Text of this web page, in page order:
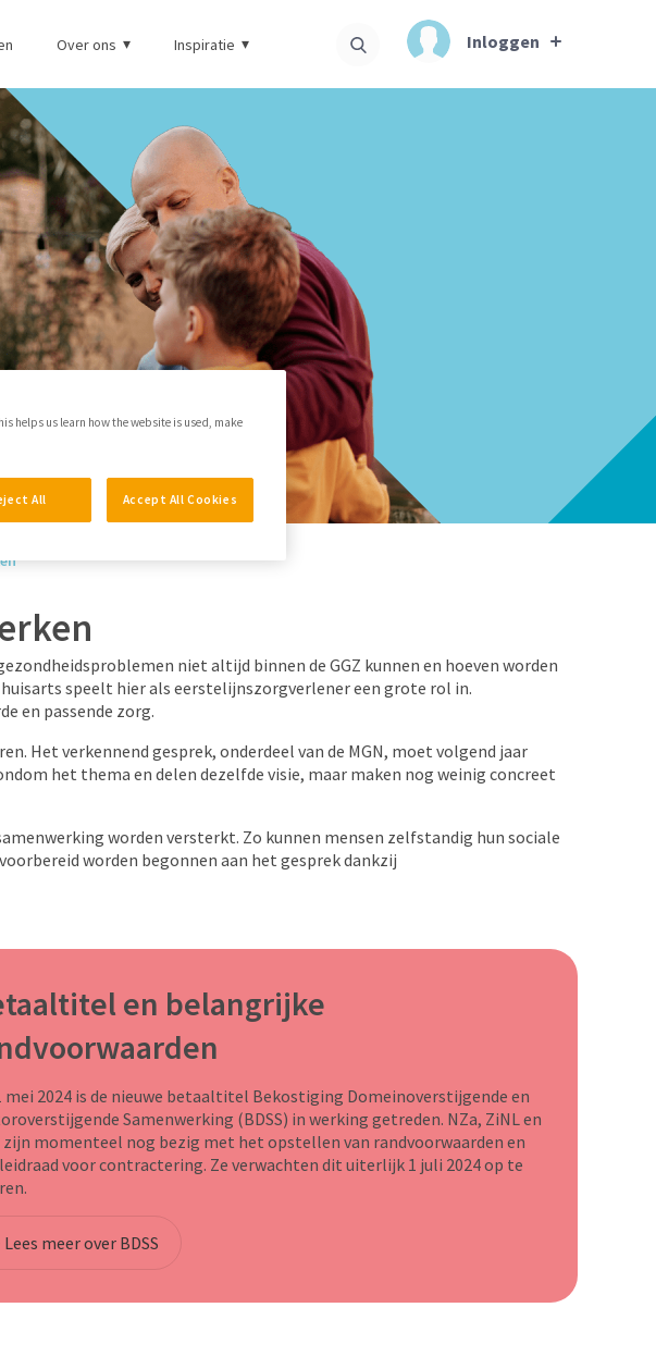
Over ons Inspiratie Inloggen
niet altijd binnen de GGZ kunnen en hoeven worden
speelt hier als eerstelijnszorgverlener een grote rol in.
en passende zorg.
Het verkennend gesprek, onderdeel van de MGN, moet volgend jaar
het thema en delen dezelfde visie, maar maken nog weinig concreet
worden versterkt. Zo kunnen mensen zelfstandig hun sociale
worden begonnen aan het gesprek dankzij
en belangrijke
mei 2024 is de nieuwe betaaltitel Bekostiging Domeinoverstijgende en
Samenwerking (BDSS) in werking getreden. NZa, ZiNL en
zijn momenteel nog bezig met het opstellen van randvoorwaarden en
voor contractering. Ze verwachten dit uiterlijk 1 juli 2024 op te
Lees meer over BDSS
helps us learn how the website is used, make
All Accept All Cookies